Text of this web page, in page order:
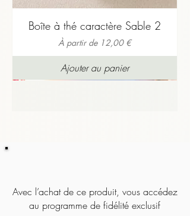
Boîte à thé caractère Sable 2
À partir de 12,00 €
Prix promotionnel
Ajouter au panier
Avec l’achat de ce produit, vous accédez
au programme de fidélité exclusif